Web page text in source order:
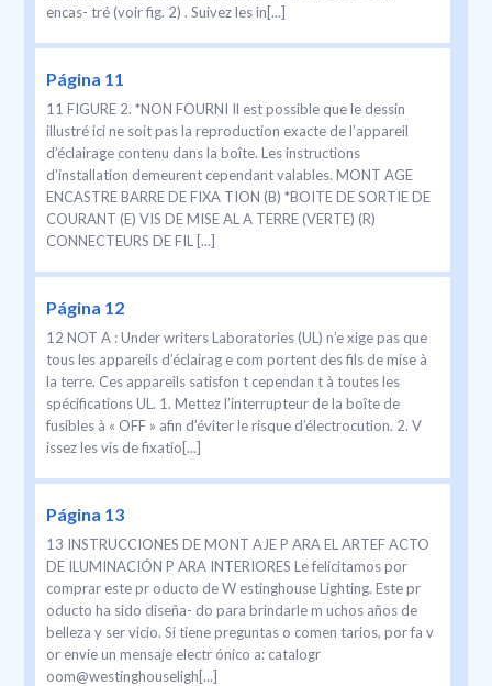
encas- tré (voir fig. 2) . Suivez les in[...]
Página 11
11 FIGURE 2. *NON FOURNI Il est possible que le dessin
illustré ici ne soit pas la reproduction exacte de l’appareil
d’éclairage contenu dans la boîte. Les instructions
d’installation demeurent cependant valables. MONT AGE
ENCASTRE BARRE DE FIXA TION (B) *BOITE DE SORTIE DE
COURANT (E) VIS DE MISE AL A TERRE (VERTE) (R)
CONNECTEURS DE FIL [...]
Página 12
12 NOT A : Under writers Laboratories (UL) n’e xige pas que
tous les appareils d’éclairag e com portent des fils de mise à
la terre. Ces appareils satisfon t cependan t à toutes les
spécifications UL. 1. Mettez l’interrupteur de la boîte de
fusibles à « OFF » afin d’éviter le risque d’électrocution. 2. V
issez les vis de fixatio[...]
Página 13
13 INSTRUCCIONES DE MONT AJE P ARA EL ARTEF ACTO
DE ILUMINACIÓN P ARA INTERIORES Le felicitamos por
comprar este pr oducto de W estinghouse Lighting. Este pr
oducto ha sido diseña- do para brindarle m uchos años de
belleza y ser vicio. Si tiene preguntas o comen tarios, por fa v
or envíe un mensaje electr ónico a: catalogr
oom@westinghouseligh[...]